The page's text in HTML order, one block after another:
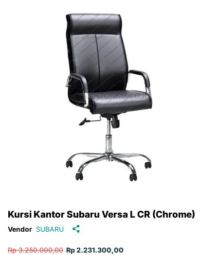
Kursi Kantor Subaru Versa L CR (Chrome)
Vendor SUBARU
Rp 3.250.000,00 Rp 2.231.300,00